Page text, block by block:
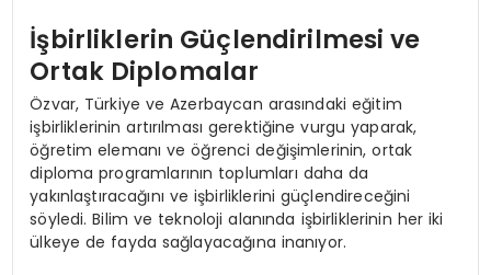
İşbirliklerin Güçlendirilmesi ve
Ortak Diplomalar
Özvar, Türkiye ve Azerbaycan arasındaki eğitim
işbirliklerinin artırılması gerektiğine vurgu yaparak,
öğretim elemanı ve öğrenci değişimlerinin, ortak
diploma programlarının toplumları daha da
yakınlaştıracağını ve işbirliklerini güçlendireceğini
söyledi. Bilim ve teknoloji alanında işbirliklerinin her iki
ülkeye de fayda sağlayacağına inanıyor.